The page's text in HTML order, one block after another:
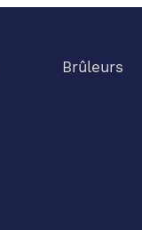
Brûleurs